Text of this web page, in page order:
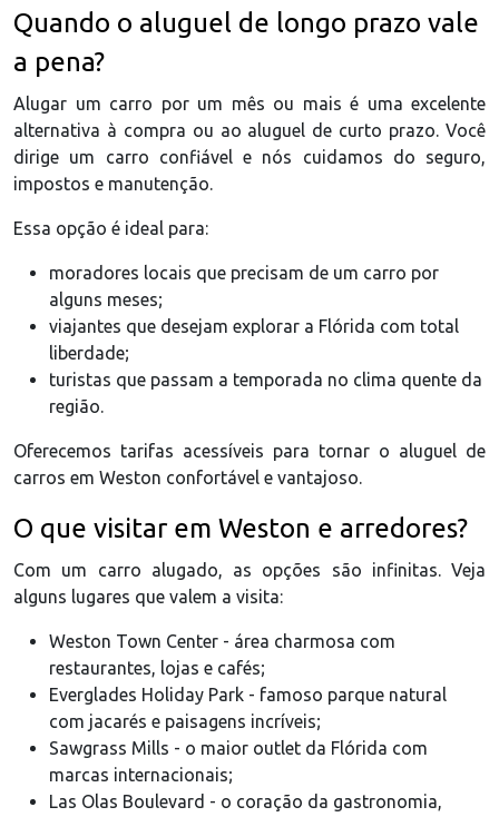
Quando o aluguel de longo prazo vale
a pena?
Alugar um carro por um mês ou mais é uma excelente
alternativa à compra ou ao aluguel de curto prazo. Você
dirige um carro confiável e nós cuidamos do seguro,
impostos e manutenção.
Essa opção é ideal para:
moradores locais que precisam de um carro por
alguns meses;
viajantes que desejam explorar a Flórida com total
liberdade;
turistas que passam a temporada no clima quente da
região.
Oferecemos tarifas acessíveis para tornar o aluguel de
carros em Weston confortável e vantajoso.
O que visitar em Weston e arredores?
Com um carro alugado, as opções são infinitas. Veja
alguns lugares que valem a visita:
Weston Town Center - área charmosa com
restaurantes, lojas e cafés;
Everglades Holiday Park - famoso parque natural
com jacarés e paisagens incríveis;
Sawgrass Mills - o maior outlet da Flórida com
marcas internacionais;
Las Olas Boulevard - o coração da gastronomia,